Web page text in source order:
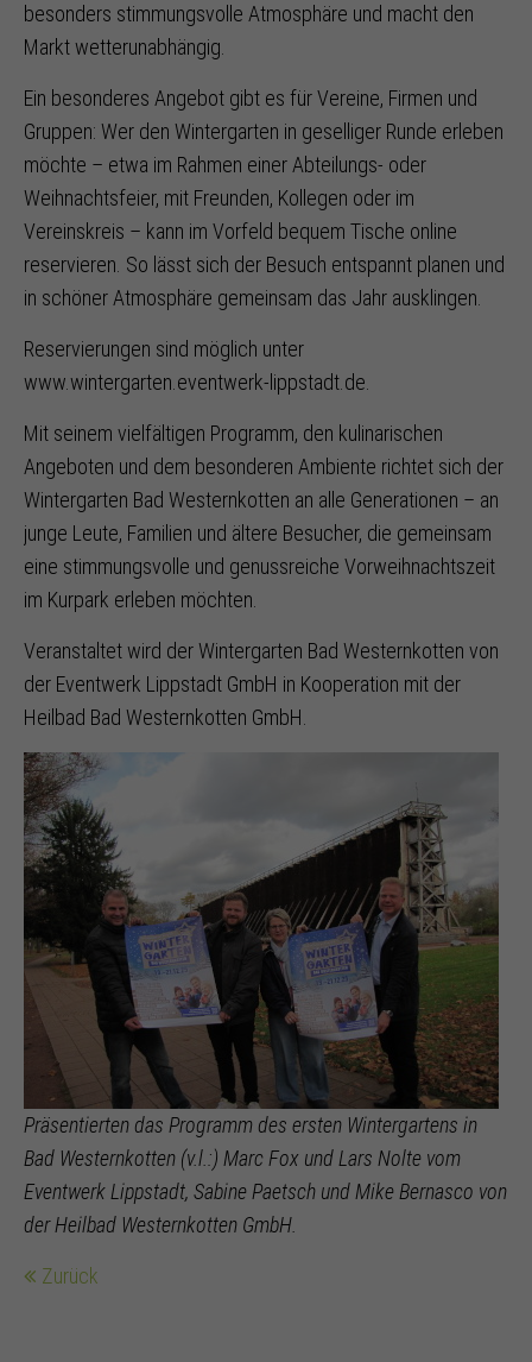
besonders stimmungsvolle Atmosphäre und macht den
Markt wetterunabhängig.
Ein besonderes Angebot gibt es für Vereine, Firmen und
Gruppen: Wer den Wintergarten in geselliger Runde erleben
möchte – etwa im Rahmen einer Abteilungs- oder
Weihnachtsfeier, mit Freunden, Kollegen oder im
Vereinskreis – kann im Vorfeld bequem Tische online
reservieren. So lässt sich der Besuch entspannt planen und
in schöner Atmosphäre gemeinsam das Jahr ausklingen.
Reservierungen sind möglich unter
www.wintergarten.eventwerk-lippstadt.de.
Mit seinem vielfältigen Programm, den kulinarischen
Angeboten und dem besonderen Ambiente richtet sich der
Wintergarten Bad Westernkotten an alle Generationen – an
junge Leute, Familien und ältere Besucher, die gemeinsam
eine stimmungsvolle und genussreiche Vorweihnachtszeit
im Kurpark erleben möchten.
Veranstaltet wird der Wintergarten Bad Westernkotten von
der Eventwerk Lippstadt GmbH in Kooperation mit der
Heilbad Bad Westernkotten GmbH.
Präsentierten das Programm des ersten Wintergartens in
Bad Westernkotten (v.l.:) Marc Fox und Lars Nolte vom
Eventwerk Lippstadt, Sabine Paetsch und Mike Bernasco von
der Heilbad Westernkotten GmbH.
Zurück